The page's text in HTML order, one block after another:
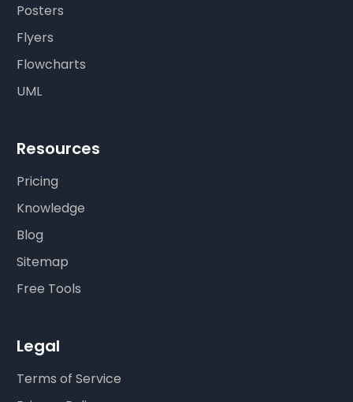
Posters
Flyers
Flowcharts
UML
Resources
Pricing
Knowledge
Blog
Sitemap
Free Tools
Legal
Terms of Service